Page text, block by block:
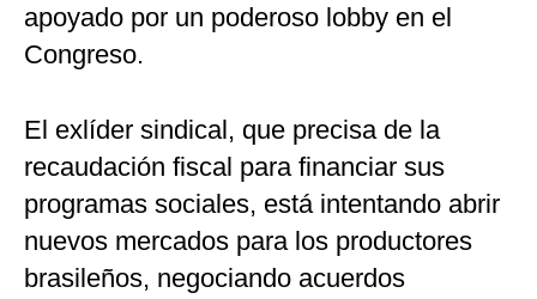
apoyado por un poderoso lobby en el
Congreso.
El exlíder sindical, que precisa de la
recaudación fiscal para financiar sus
programas sociales, está intentando abrir
nuevos mercados para los productores
brasileños, negociando acuerdos